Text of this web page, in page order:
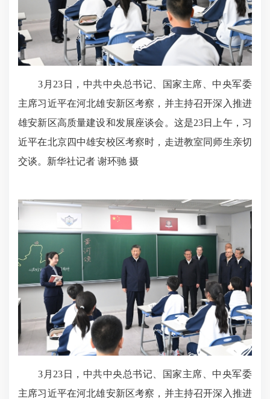
3月23日，中共中央总书记、国家主席、中央军委
主席习近平在河北雄安新区考察，并主持召开深入推进
雄安新区高质量建设和发展座谈会。这是23日上午，习
近平在北京四中雄安校区考察时，走进教室同师生亲切
交谈。新华社记者 谢环驰 摄
3月23日，中共中央总书记、国家主席、中央军委
主席习近平在河北雄安新区考察，并主持召开深入推进